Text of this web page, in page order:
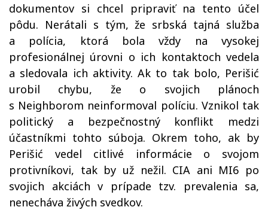
dokumentov si chcel pripraviť na tento účel
pôdu. Nerátali s tým, že srbská tajná služba
a polícia, ktorá bola vždy na vysokej
profesionálnej úrovni o ich kontaktoch vedela
a sledovala ich aktivity. Ak to tak bolo, Perišić
urobil chybu, že o svojich plánoch
s Neighborom neinformoval políciu. Vznikol tak
politický a bezpečnostný konflikt medzi
účastníkmi tohto súboja. Okrem toho, ak by
Perišić vedel citlivé informácie o svojom
protivníkovi, tak by už nežil. CIA ani MI6 po
svojich akciách v prípade tzv. prevalenia sa,
nenecháva živých svedkov.